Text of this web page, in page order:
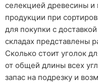
селекцией древесины
продукции при
для покупки с
складах представлены
Сколько стоит уголок
от общей длины всех
запас на подрезку и